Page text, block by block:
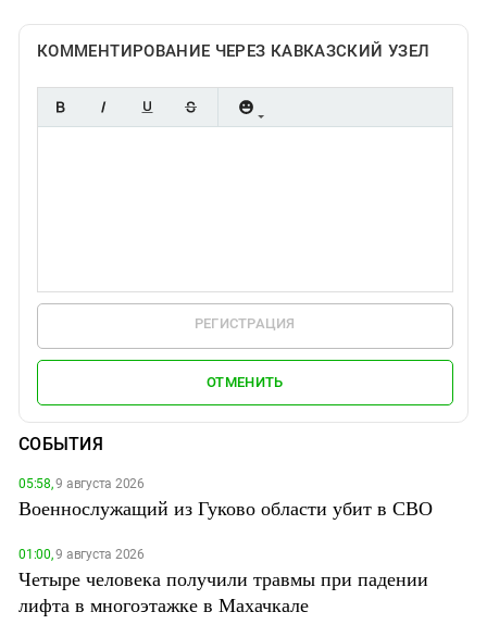
КОММЕНТИРОВАНИЕ ЧЕРЕЗ КАВКАЗСКИЙ УЗЕЛ
РЕГИСТРАЦИЯ
ОТМЕНИТЬ
СОБЫТИЯ
05:58,9 августа 2026
Военнослужащий из Гуково области убит в СВО
01:00,9 августа 2026
Четыре человека получили травмы при падении
лифта в многоэтажке в Махачкале